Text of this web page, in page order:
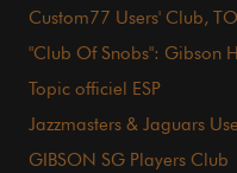
Custom77 Users' Club,
"Club Of Snobs": Gibson
Topic officiel ESP
Jazzmasters & Jaguars
GIBSON SG Players Club